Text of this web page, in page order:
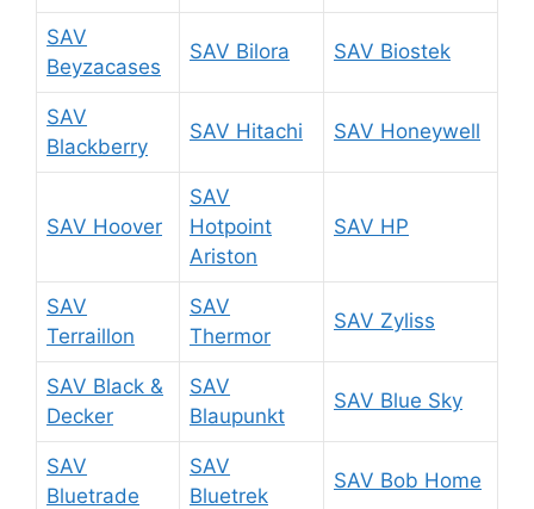
SAV
Beyzacases
SAV Bilora SAV Biostek
SAV
Blackberry
SAV Hitachi SAV Honeywell
SAV Hoover
SAV
Hotpoint
Ariston
SAV HP
SAV
Terraillon
SAV
Thermor
SAV Zyliss
SAV Black &
Decker
SAV
Blaupunkt
SAV Blue Sky
SAV
Bluetrade
SAV
Bluetrek
SAV Bob Home